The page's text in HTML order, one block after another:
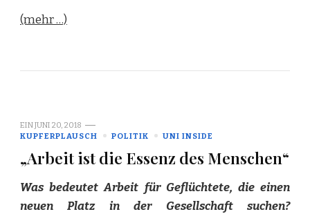
(mehr …)
EINJUNI 20, 2018
KUPFERPLAUSCH
POLITIK UNI INSIDE
„Arbeit ist die Essenz des Menschen“
Was bedeutet Arbeit für Geflüchtete, die einen
neuen Platz in der Gesellschaft suchen?